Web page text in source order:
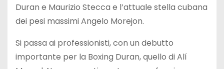
Duran e Maurizio Stecca e l’attuale stella cubana
dei pesi massimi Angelo Morejon.
Si passa ai professionisti, con un debutto
importante per la Boxing Duran, quello di Alí